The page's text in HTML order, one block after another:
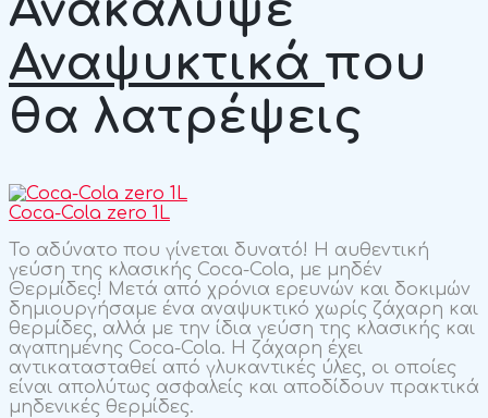
Ανακάλυψε
Αναψυκτικά που
θα λατρέψεις
Coca-Cola zero 1L
Το αδύνατο που γίνεται δυνατό! H αυθεντική
γεύση της κλασικής Coca-Cola, με μηδέν
Θερμίδες! Μετά από χρόνια ερευνών και δοκιμών
δημιουργήσαμε ένα αναψυκτικό χωρίς ζάχαρη και
θερμίδες, αλλά με την ίδια γεύση της κλασικής και
αγαπημένης Coca-Cola. Η ζάχαρη έχει
αντικατασταθεί από γλυκαντικές ύλες, οι οποίες
είναι απολύτως ασφαλείς και αποδίδουν πρακτικά
μηδενικές θερμίδες.